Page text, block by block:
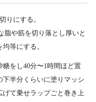
りにする。
脂や筋を切り落とし厚いと
等にする。
をし40分〜1時間ほど置
半分くらいに塗りマッシ
て乗せラップごと巻き上